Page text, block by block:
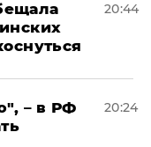
20:44
– в РФ
20:24